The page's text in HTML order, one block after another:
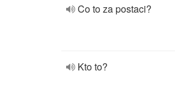
Co to za postaci?
Kto to?